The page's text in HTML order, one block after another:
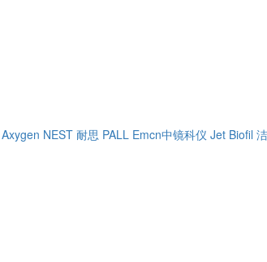
Axygen NEST 耐思 PALL Emcn中镜科仪 Jet Biofil